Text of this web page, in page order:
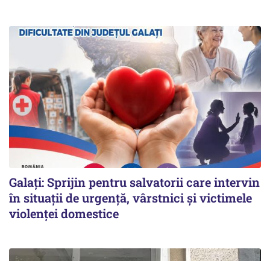
Galați: Sprijin pentru salvatorii care intervin
în situații de urgență, vârstnici și victimele
violenței domestice